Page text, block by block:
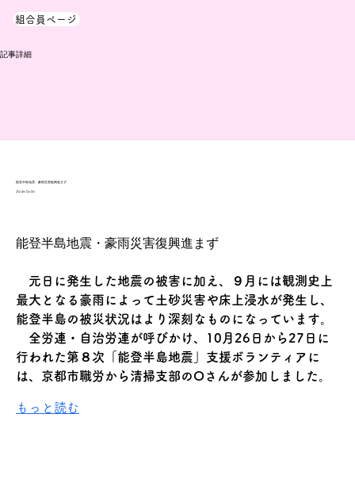
組合員ページ
​記事詳細
能登半島地震・豪雨災害復興進まず
2024年12月3日
能登半島地震・豪雨災害復興進まず
元日に発生した地震の被害に加え、９月には観測史上
最大となる豪雨によって土砂災害や床上浸水が発生し、
能登半島の被災状況はより深刻なものになっています。
全労連・自治労連が呼びかけ、10月26日から27日に
行われた第８次「能登半島地震」支援ボランティアに
は、京都市職労から清掃支部のOさんが参加しました。
もっと読む